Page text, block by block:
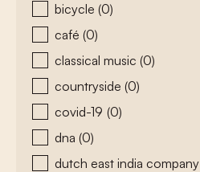
bicycle (0)
café (0)
classical music (0)
countryside (0)
covid-19 (0)
dna (0)
dutch east india company